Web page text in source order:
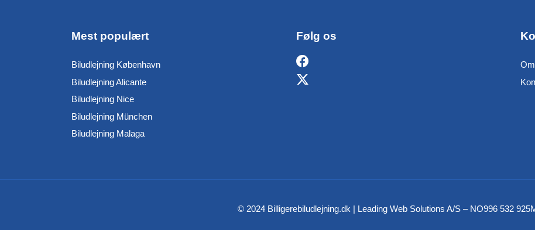
Mest populært
Biludlejning København
Biludlejning Alicante
Biludlejning Nice
Biludlejning München
Biludlejning Malaga
Følg os
© 2024 Billigerebiludlejning.dk | Leading Web Solutions A/S – NO996 532